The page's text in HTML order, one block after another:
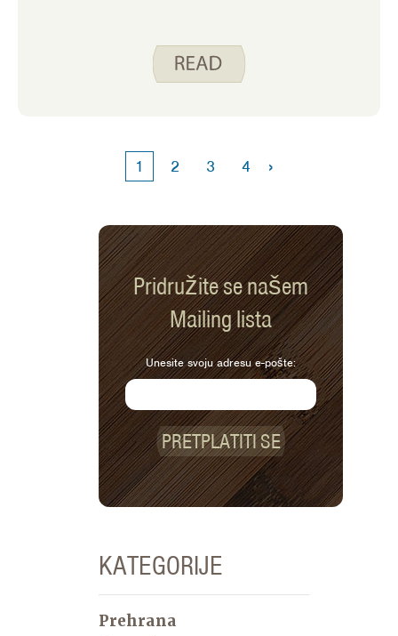
1 2 3 4 ›
Pridružite se našem
Mailing lista
Unesite svoju adresu e-pošte:
PRETPLATITI SE
KATEGORIJE
Prehrana